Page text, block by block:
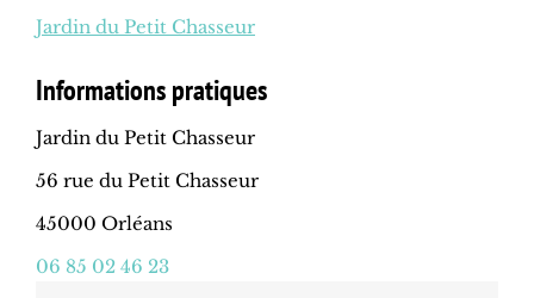
Jardin du Petit Chasseur
Informations pratiques
Jardin du Petit Chasseur
56 rue du Petit Chasseur
45000 Orléans
06 85 02 46 23